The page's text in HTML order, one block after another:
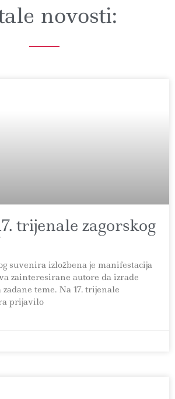
novosti:
trijenale zagorskog
suvenira izložbena je manifestacija
zainteresirane autore da izrade
teme. Na 17. trijenale
prijavilo